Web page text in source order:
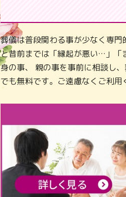
葬儀は普段関わる事が少なく専
と昔前までは「縁起が悪い…」「
身の事、 親の事を事前に相談し
でも無料です。ご遠慮なくご利用